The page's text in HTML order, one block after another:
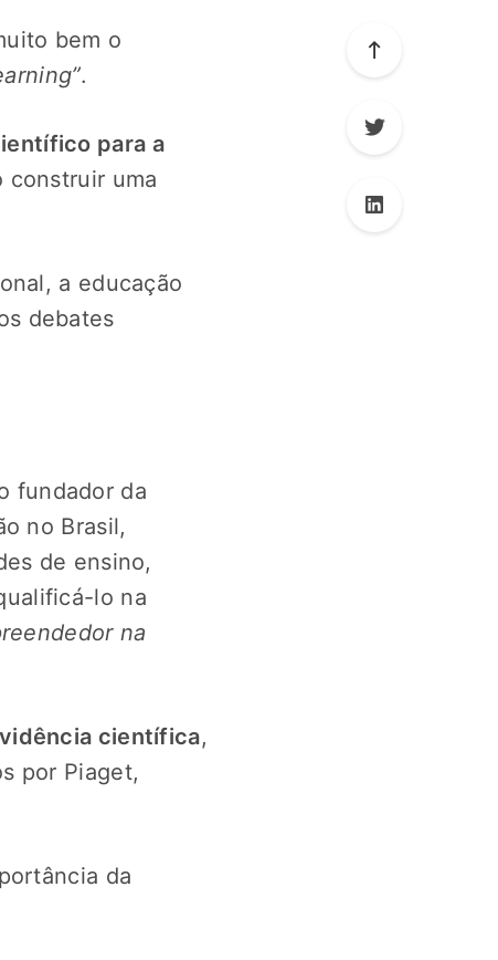
bem o
.
para a
construir uma
a educação
debates
fundador da
no Brasil,
de ensino,
lo na
na
científica,
por Piaget,
da